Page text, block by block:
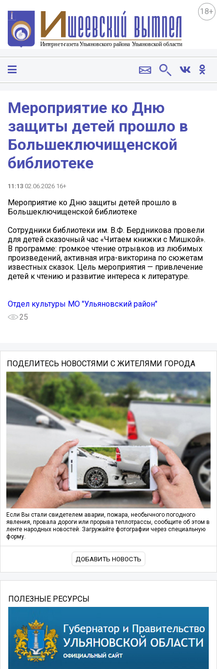
18+
Мероприятие ко Дню
защиты детей прошло в
Большеключищенской
библиотеке
11:13 02.06.2026 16+
Мероприятие ко Дню защиты детей прошло в
Большеключищенской библиотеке
Сотрудники библиотеки им. В.Ф. Бердникова провели
для детей сказочный час «Читаем книжки с Мишкой».
В программе: громкое чтение отрывков из любимых
произведений, активная игра-викторина по сюжетам
известных сказок. Цель мероприятия — привлечение
детей к чтению и развитие интереса к литературе.
Отдел культуры МО "Ульяновский район"
25
ПОДЕЛИТЕСЬ НОВОСТЯМИ С ЖИТЕЛЯМИ ГОРОДА
Если Вы стали свидетелем аварии, пожара, необычного погодного
явления, провала дороги или прорыва теплотрассы, сообщите об этом в
ленте народных новостей. Загружайте фотографии через специальную
форму.
ДОБАВИТЬ НОВОСТЬ
ПОЛЕЗНЫЕ РЕСУРСЫ